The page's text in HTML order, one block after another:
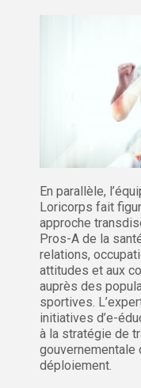
En parallèle,
Loricorps fait
approche
Pros-A de la
relations,
attitudes et aux
auprès des
sportives.
initiatives d’e-
à la stratégie de
gouvernementale
déploiement.